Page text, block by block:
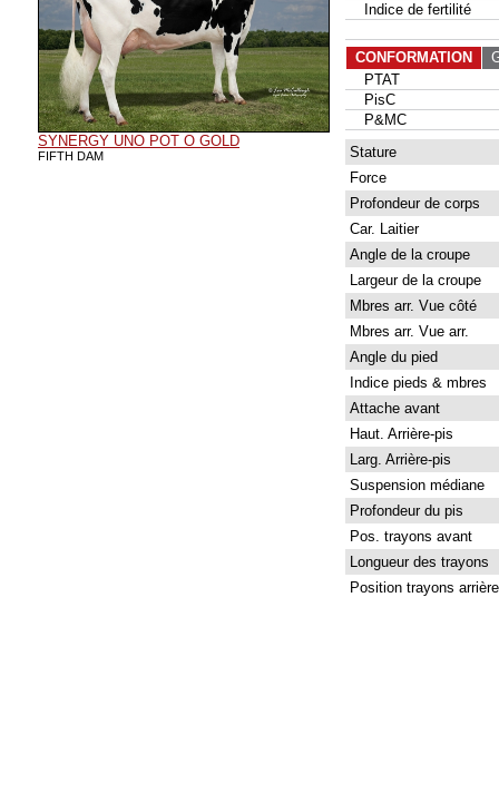
SYNERGY UNO POT O GOLD
FIFTH DAM
Indice de fertilité
CONFORMATION
PTAT
PisC
P&MC
Stature
Force
Profondeur de corps
Car. Laitier
Angle de la croupe
Largeur de la croupe
Mbres arr. Vue côté
Mbres arr. Vue arr.
Angle du pied
Indice pieds & mbres
Attache avant
Haut. Arrière-pis
Larg. Arrière-pis
Suspension médiane
Profondeur du pis
Pos. trayons avant
Longueur des trayons
Position trayons arrière